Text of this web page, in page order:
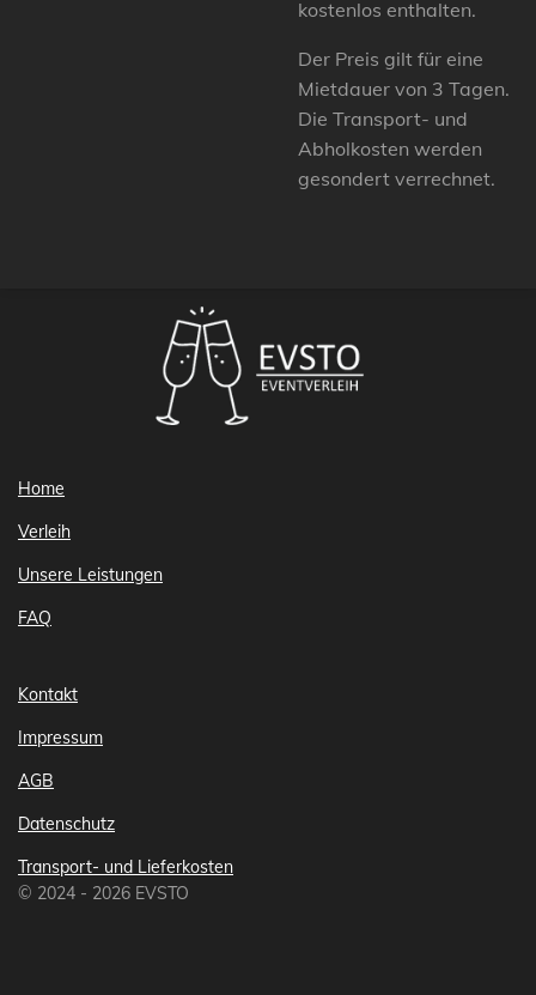
kostenlos enthalten.
Der Preis gilt für eine
Mietdauer von 3 Tagen.
Die Transport- und
Abholkosten werden
gesondert verrechnet.
Home
Verleih
Unsere Leistungen
FAQ
Kontakt
Impressum
AGB
Datenschutz
Transport- und Lieferkosten
© 2024 - 2026 EVSTO